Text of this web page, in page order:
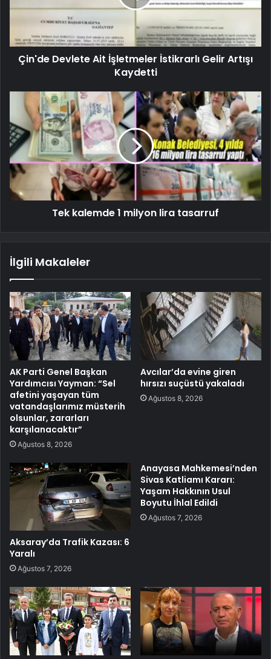
Çin'de Devlete Ait İşletmeler İstikrarlı Gelir Artışı
Kaydetti
Tek kalemde 1 milyon lira tasarruf
İlgili Makaleler
AK Parti Genel Başkan
Yardımcısı Yayman: “Sel
afetini yaşayan tüm
vatandaşlarımız müsterih
olsunlar, zararları
karşılanacaktır”
Ağustos 8, 2026
Avcılar’da evine giren
hırsızı suçüstü yakaladı
Ağustos 8, 2026
Aksaray’da Trafik Kazası: 6
Yaralı
Ağustos 7, 2026
Anayasa Mahkemesi’nden
Sivas Katliamı Kararı:
Yaşam Hakkının Usul
Boyutu İhlal Edildi
Ağustos 7, 2026